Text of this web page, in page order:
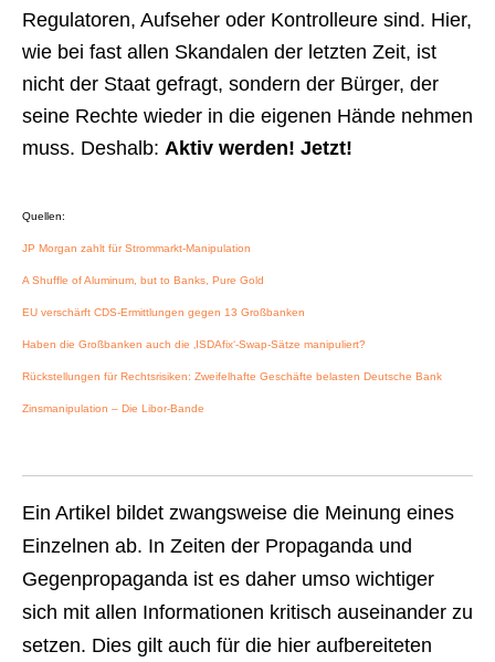
Regulatoren, Aufseher oder Kontrolleure sind. Hier,
wie bei fast allen Skandalen der letzten Zeit, ist
nicht der Staat gefragt, sondern der Bürger, der
seine Rechte wieder in die eigenen Hände nehmen
muss. Deshalb: Aktiv werden! Jetzt!
Quellen:
JP Morgan zahlt für Strommarkt-Manipulation
A Shuffle of Aluminum, but to Banks, Pure Gold
EU verschärft CDS-Ermittlungen gegen 13 Großbanken
Haben die Großbanken auch die ‚ISDAfix‘-Swap-Sätze manipuliert?
Rückstellungen für Rechtsrisiken: Zweifelhafte Geschäfte belasten Deutsche Bank
Zinsmanipulation – Die Libor-Bande
Ein Artikel bildet zwangsweise die Meinung eines
Einzelnen ab. In Zeiten der Propaganda und
Gegenpropaganda ist es daher umso wichtiger
sich mit allen Informationen kritisch auseinander zu
setzen. Dies gilt auch für die hier aufbereiteten